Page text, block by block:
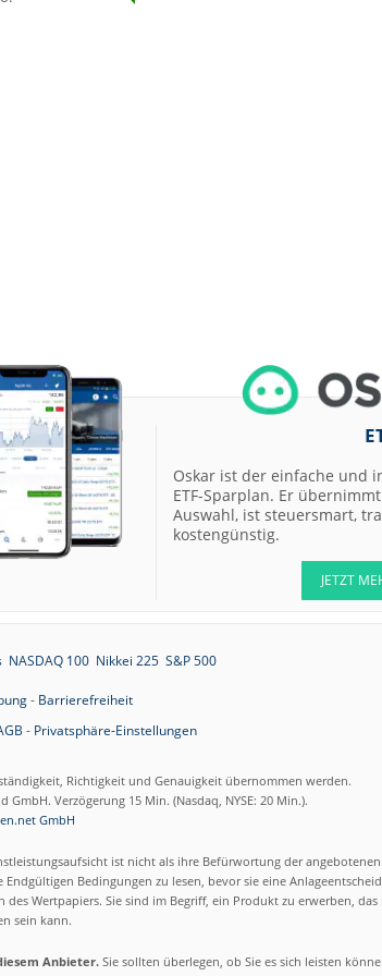
07.08.26
SGL Carbon Hold
Scout24 Kaufen
07.08.26
Allianz Hold
07.08.26
Merck Market-
Allianz Sector
Perform
07.08.26
Kontron Kaufen
07.08.26
07.08.26
Airbus Hold
Gesellschaft
Oskar ist der einfache und
ETF-Sparplan. Er übernimmt
Auswahl, ist steuersmart,
kostengünstig.
JETZT
NASDAQ 100 Nikkei 225 S&P 500
- Barrierefreiheit
- Privatsphäre-Einstellungen
Richtigkeit und Genauigkeit übernommen werden.
Verzögerung 15 Min. (Nasdaq, NYSE: 20 Min.).
GmbH
ist nicht als ihre Befürwortung der
Bedingungen zu lesen, bevor sie eine
Wertpapiers. Sie sind im Begriff, ein Produkt zu erwerben,
sein kann.
Anbieter.Sie sollten überlegen, ob Sie es sich leisten